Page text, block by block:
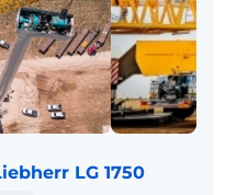
LG 1750